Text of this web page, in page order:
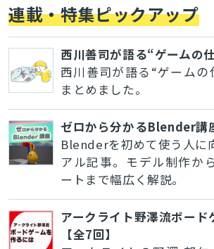
連載・特集ピックアップ
西川善司が語る“ゲームの
西川善司が語る“ゲームの
まとめました。
ゼロから分かるBlender講
Blenderを初めて使う人に
アル記事。モデル制作か
ートまで幅広く解説。
アークライト野澤流ボード
【全7回】